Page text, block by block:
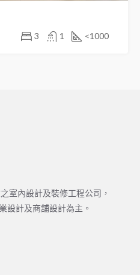
3 1 <1000
室內設計及裝修工程公司，
設計及商舖設計為主。